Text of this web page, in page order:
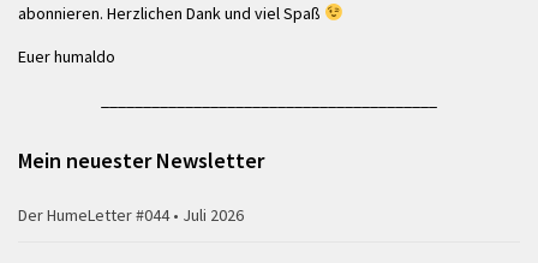
abonnieren. Herzlichen Dank und viel Spaß
Euer humaldo
Mein neuester Newsletter
Der HumeLetter #044 • Juli 2026